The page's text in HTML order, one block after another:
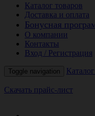
Каталог товаров
Доставка и оплата
Бонусная
О компании
Контакты
Вход / Регистрация
Toggle navigation
Скачать прайс-лист